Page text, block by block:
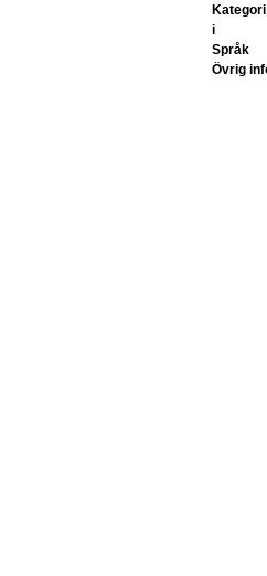
Kategori
i
Språk
Övrig